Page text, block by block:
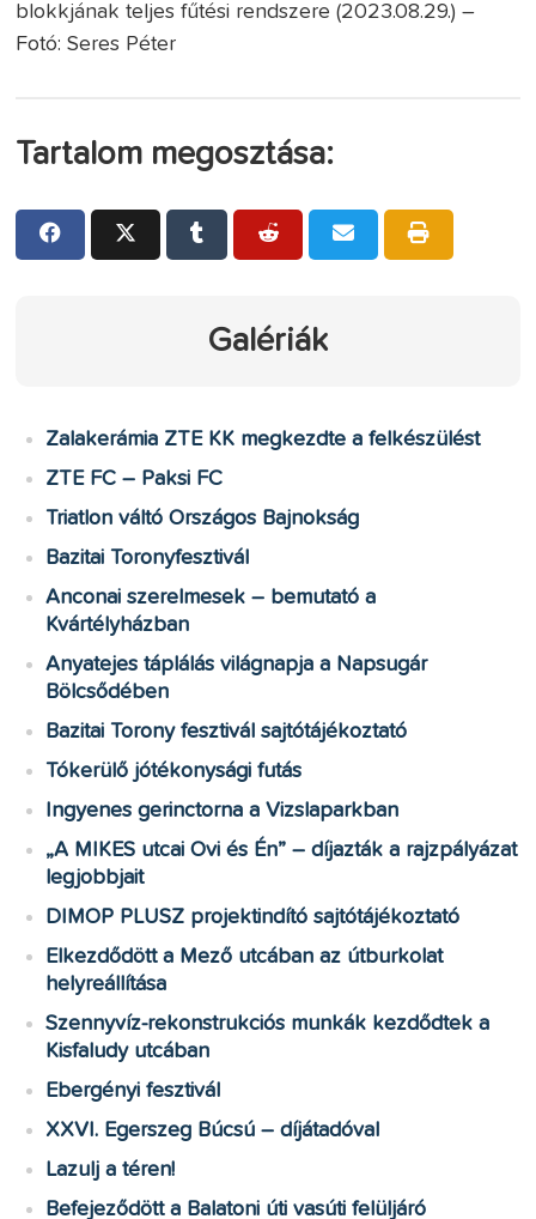
blokkjának teljes fűtési rendszere (2023.08.29.) –
Fotó: Seres Péter
Tartalom megosztása:
Galériák
Zalakerámia ZTE KK megkezdte a felkészülést
ZTE FC – Paksi FC
Triatlon váltó Országos Bajnokság
Bazitai Toronyfesztivál
Anconai szerelmesek – bemutató a
Kvártélyházban
Anyatejes táplálás világnapja a Napsugár
Bölcsődében
Bazitai Torony fesztivál sajtótájékoztató
Tókerülő jótékonysági futás
Ingyenes gerinctorna a Vizslaparkban
„A MIKES utcai Ovi és Én” – díjazták a rajzpályázat
legjobbjait
DIMOP PLUSZ projektindító sajtótájékoztató
Elkezdődött a Mező utcában az útburkolat
helyreállítása
Szennyvíz-rekonstrukciós munkák kezdődtek a
Kisfaludy utcában
Ebergényi fesztivál
XXVI. Egerszeg Búcsú – díjátadóval
Lazulj a téren!
Befejeződött a Balatoni úti vasúti felüljáró